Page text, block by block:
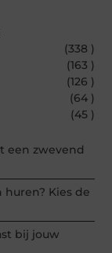
(338 )
(163 )
(126 )
(64 )
(45 )
een zwevend
Kies de
bij jouw